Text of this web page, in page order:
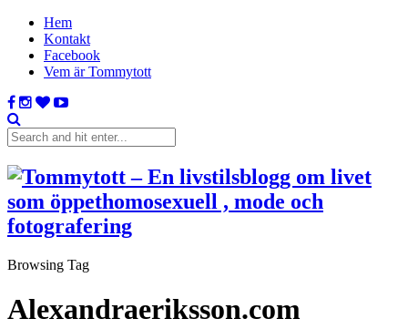
Hem
Kontakt
Facebook
Vem är Tommytott
Browsing Tag
Alexandraeriksson.com